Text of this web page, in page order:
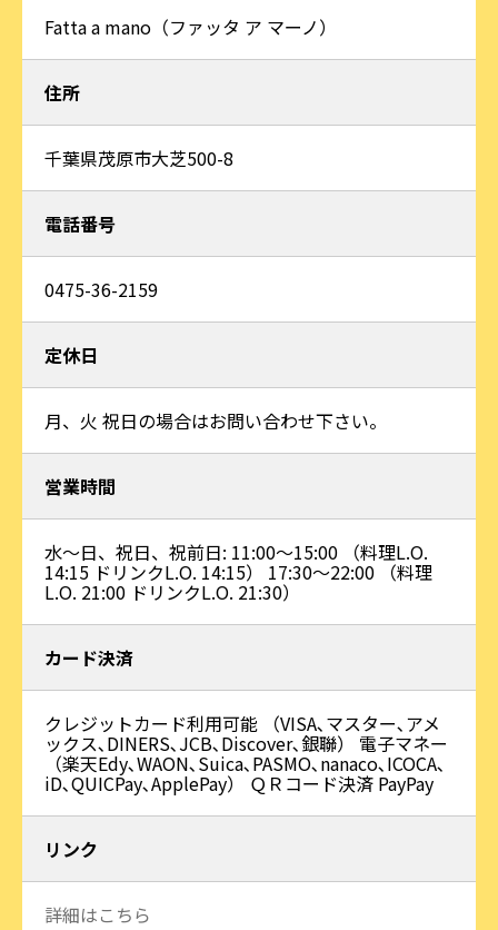
Fatta a mano（ファッタ ア マーノ）
住所
千葉県茂原市大芝500-8
電話番号
0475-36-2159
定休日
月、火 祝日の場合はお問い合わせ下さい。
営業時間
水～日、祝日、祝前日: 11:00～15:00 （料理L.O.
14:15 ドリンクL.O. 14:15） 17:30～22:00 （料理
L.O. 21:00 ドリンクL.O. 21:30）
カード決済
クレジットカード利用可能 （VISA､マスター､アメ
ックス､DINERS､JCB､Discover､銀聯） 電子マネー
（楽天Edy､WAON､Suica､PASMO､nanaco､ICOCA､
iD､QUICPay､ApplePay） ＱＲコード決済 PayPay
リンク
詳細はこちら